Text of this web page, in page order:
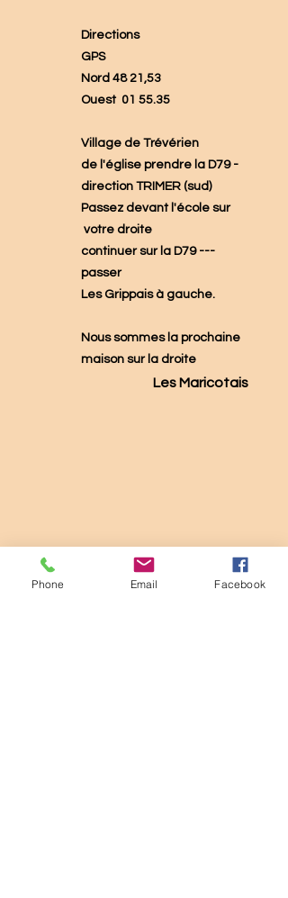
Directions
GPS
Nord 48 21,53
Ouest 01 55.35
Village de Trévérien
de l'église prendre la D79 -
direction TRIMER (sud)
Passez devant l'école sur
votre droite
continuer sur la D79 ---
passer
Les Grippais à gauche.
Nous sommes la prochaine
maison sur la droite
Les Maricotais
HAUT DE
Phone Email Facebook